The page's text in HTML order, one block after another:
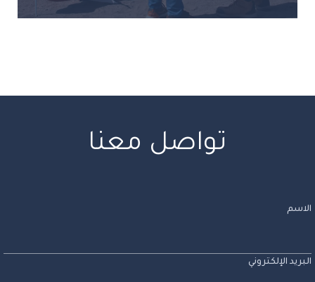
تواصل معنا
الاسم
البريد الإلكتروني